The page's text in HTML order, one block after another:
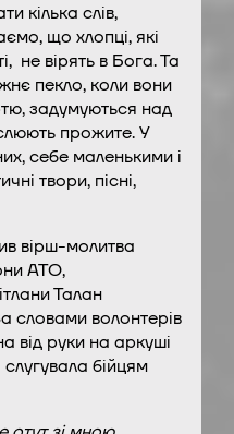
кілька слів,
що хлопці, які
не вірять в Бога. Та
пекло, коли вони
задумуються над
прожите. У
себе маленькими і
твори, пісні,
вірш-молитва
АТО,
Талан
словами волонтерів
від руки на аркуші
слугувала бійцям